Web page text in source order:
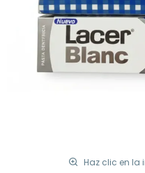
Haz clic en